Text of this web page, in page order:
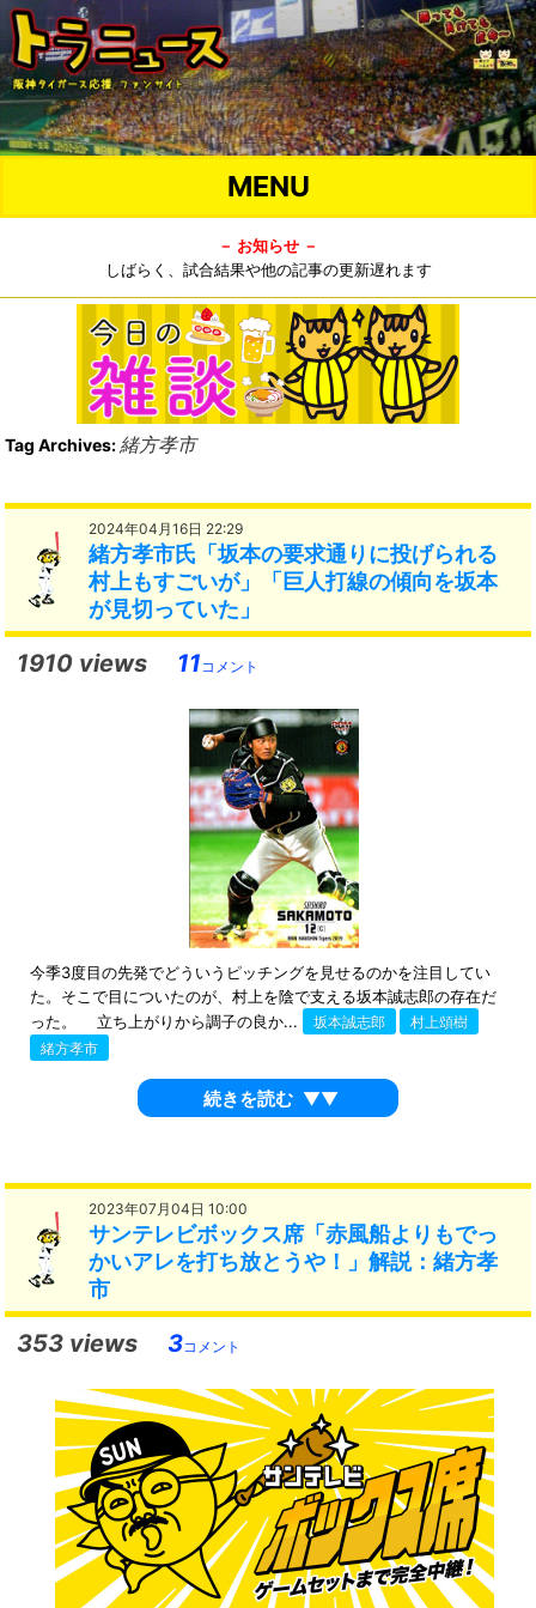
MENU
－ お知らせ －
しばらく、試合結果や他の記事の更新遅れます
Tag Archives: 緒方孝市
2024年04月16日 22:29
緒方孝市氏「坂本の要求通りに投げられる
村上もすごいが」「巨人打線の傾向を坂本
が見切っていた」
1910 views 11コメント
今季3度目の先発でどういうピッチングを見せるのかを注目してい
た。そこで目についたのが、村上を陰で支える坂本誠志郎の存在だ
った。 立ち上がりから調子の良か...
坂本誠志郎
村上頌樹
緒方孝市
続きを読む ▼▼
2023年07月04日 10:00
サンテレビボックス席「赤風船よりもでっ
かいアレを打ち放とうや！」解説：緒方孝
市
353 views 3コメント